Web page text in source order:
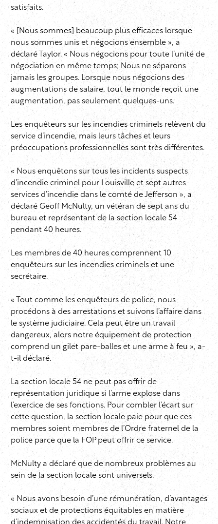
satisfaits.
« [Nous sommes] beaucoup plus efficaces lorsque
nous sommes unis et négocions ensemble », a
déclaré Taylor. « Nous négocions pour toute l’unité de
négociation en même temps; Nous ne séparons
jamais les groupes. Lorsque nous négocions des
augmentations de salaire, tout le monde reçoit une
augmentation, pas seulement quelques-uns.
Les enquêteurs sur les incendies criminels relèvent du
service d’incendie, mais leurs tâches et leurs
préoccupations professionnelles sont très différentes.
« Nous enquêtons sur tous les incidents suspects
d’incendie criminel pour Louisville et sept autres
services d’incendie dans le comté de Jefferson », a
déclaré Geoff McNulty, un vétéran de sept ans du
bureau et représentant de la section locale 54
pendant 40 heures.
Les membres de 40 heures comprennent 10
enquêteurs sur les incendies criminels et une
secrétaire.
« Tout comme les enquêteurs de police, nous
procédons à des arrestations et suivons l’affaire dans
le système judiciaire. Cela peut être un travail
dangereux, alors notre équipement de protection
comprend un gilet pare-balles et une arme à feu », a-
t-il déclaré.
La section locale 54 ne peut pas offrir de
représentation juridique si l’arme explose dans
l’exercice de ses fonctions. Pour combler l’écart sur
cette question, la section locale paie pour que ces
membres soient membres de l’Ordre fraternel de la
police parce que la FOP peut offrir ce service.
McNulty a déclaré que de nombreux problèmes au
sein de la section locale sont universels.
« Nous avons besoin d’une rémunération, d’avantages
sociaux et de protections équitables en matière